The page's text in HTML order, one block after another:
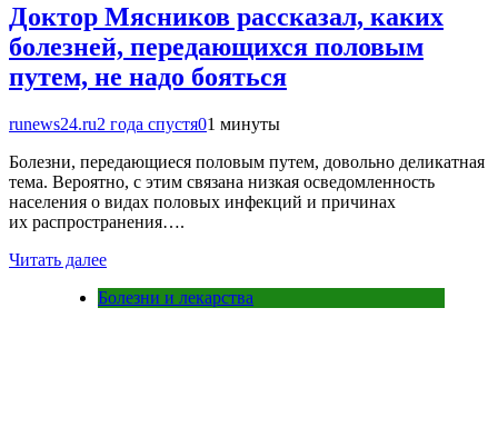
Доктор Мясников рассказал, каких
болезней, передающихся половым
путем, не надо бояться
runews24.ru2 года спустя01 минуты
Болезни, передающиеся половым путем, довольно деликатная
тема. Вероятно, с этим связана низкая осведомленность
населения о видах половых инфекций и причинах
их распространения….
Читать далее
Болезни и лекарства